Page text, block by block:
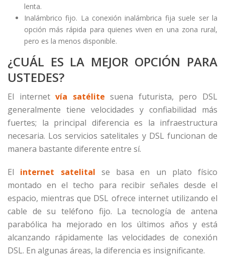
lenta.
Inalámbrico fijo. La conexión inalámbrica fija suele ser la
opción más rápida para quienes viven en una zona rural,
pero es la menos disponible.
¿CUÁL ES LA MEJOR OPCIÓN PARA
USTEDES?
El internetvía satélite suena futurista, pero DSL
generalmente tiene velocidades y confiabilidad más
fuertes; la principal diferencia es la infraestructura
necesaria. Los servicios satelitales y DSL funcionan de
manera bastante diferente entre sí.
El internet satelital se basa en un plato físico
montado en el techo para recibir señales desde el
espacio, mientras que DSL ofrece internet utilizando el
cable de su teléfono fijo. La tecnología de antena
parabólica ha mejorado en los últimos años y está
alcanzando rápidamente las velocidades de conexión
DSL. En algunas áreas, la diferencia es insignificante.